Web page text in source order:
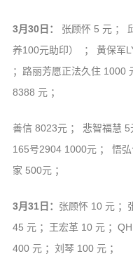
3月30日：
张顾怀 5 元 ；
养100元助印） ； 黄保军
；路丽芳愿正法久住 1000
8388 元 ；
善信 8023元 ； 悲智福慧
165号2904 1000元 ； 悟
家 500元 ；
3月31日： 张顾怀 10 元 ；
45 元 ；王宏革 10 元 ；
400 元 ；刘琴 100 元 ；